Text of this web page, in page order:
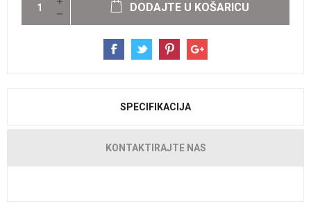
DODAJTE U KOŠARICU
SPECIFIKACIJA
KONTAKTIRAJTE NAS